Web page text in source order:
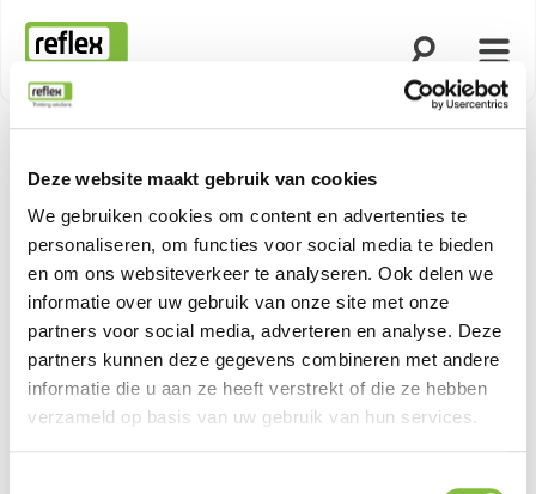
Deze website maakt gebruik van cookies
We gebruiken cookies om content en advertenties te
personaliseren, om functies voor social media te bieden
en om ons websiteverkeer te analyseren. Ook delen we
informatie over uw gebruik van onze site met onze
partners voor social media, adverteren en analyse. Deze
partners kunnen deze gegevens combineren met andere
informatie die u aan ze heeft verstrekt of die ze hebben
verzameld op basis van uw gebruik van hun services.
Homepage
Zoekfunctie